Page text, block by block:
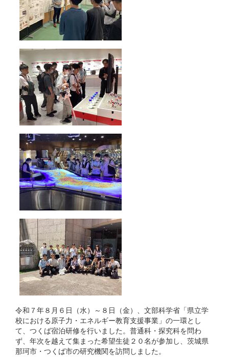
令和７年８月６日（水）～８日（金）、文部科学省「県立学
校における原子力・エネルギー教育支援事業」の一環とし
て、つくば宿泊研修を行いました。普通科・探究科を問わ
ず、年次を越えて集まった希望生徒２０名が参加し、茨城県
那珂市・つくば市の研究機関を訪問しました。